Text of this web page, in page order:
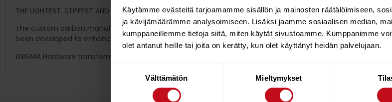
Käytämme evästeitä tarjoamamme sisällön ja mainosten räätälöimiseen,
ja kävijämäärämme analysoimiseen. Lisäksi jaamme sosiaalisen median,
kumppaneillemme tietoja siitä, miten käytät sivustoamme. Kumppanimme
olet antanut heille tai joita on kerätty, kun olet käyttänyt heidän palvelujaan.
Välttämätön Mieltymykset
THE LIGHTEST, STIFFEST AND MOST DURABLE BOOM IN EXISTENCE. AVAILABLE IN WAVE, FREEMOVE AND RACE
The custom carbon manufacture of the Enigma booms has one main objective; to produce the best
been developed to enhance the manufacture with every boom built individually with the emphasis on
ENIGMA Hardware transforms your entire rig; the ultimate combination of lightweight, stiffness, ergonomics